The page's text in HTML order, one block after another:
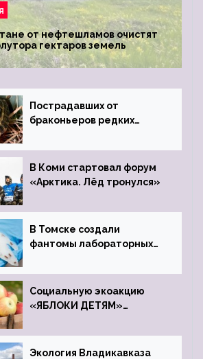
от нефтешламов очистят
гектаров земель
Пострадавших от
браконьеров редких
Ростовский зоопарк
В Коми стартовал форум
«Арктика. Лёд тронулся»
В Томске создали
фантомы лабораторных
Социальную экоакцию
«ЯБЛОКИ ДЕТЯМ»
Экология Владикавказа